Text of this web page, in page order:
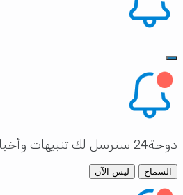
دوحة24 سترسل لك تنبيهات وأخبار عاجلة لحظة وقوعها
السماح ليس الآن